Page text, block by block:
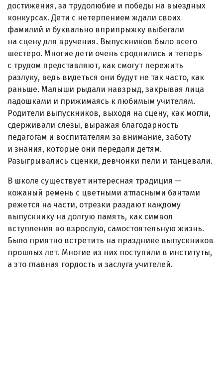
достижения, за трудолюбие и победы на выездных
конкурсах. Дети с нетерпением ждали своих
фамилий и буквально вприпрыжку выбегали
на сцену для вручения. Выпускников было всего
шестеро. Многие дети очень сроднились и теперь
с трудом представляют, как смогут пережить
разлуку, ведь видеться они будут не так часто, как
раньше. Малыши рыдали навзрыд, закрывая лица
ладошками и прижимаясь к любимым учителям.
Родители выпускников, выходя на сцену, как могли,
сдерживали слезы, выражая благодарность
педагогам и воспитателям за внимание, заботу
и знания, которые они передали детям.
Разыгрывались сценки, девчонки пели и танцевали.
В школе существует интересная традиция —
кожаный ремень с цветными атласными бантами
режется на части, отрезки раздают каждому
выпускнику на долгую память, как символ
вступления во взрослую, самостоятельную жизнь.
Было приятно встретить на празднике выпускников
прошлых лет. Многие из них поступили в институты,
а это главная гордость и заслуга учителей.